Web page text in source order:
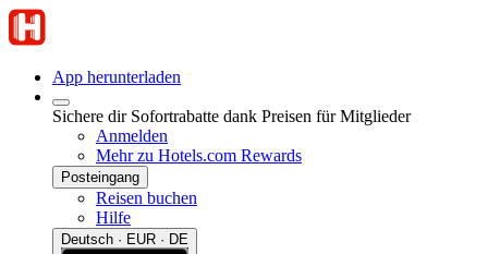
App herunterladen
Sichere dir Sofortrabatte dank Preisen für Mitglieder
Anmelden
Mehr zu Hotels.com Rewards
Posteingang
Reisen buchen
Hilfe
Deutsch · EUR · DE